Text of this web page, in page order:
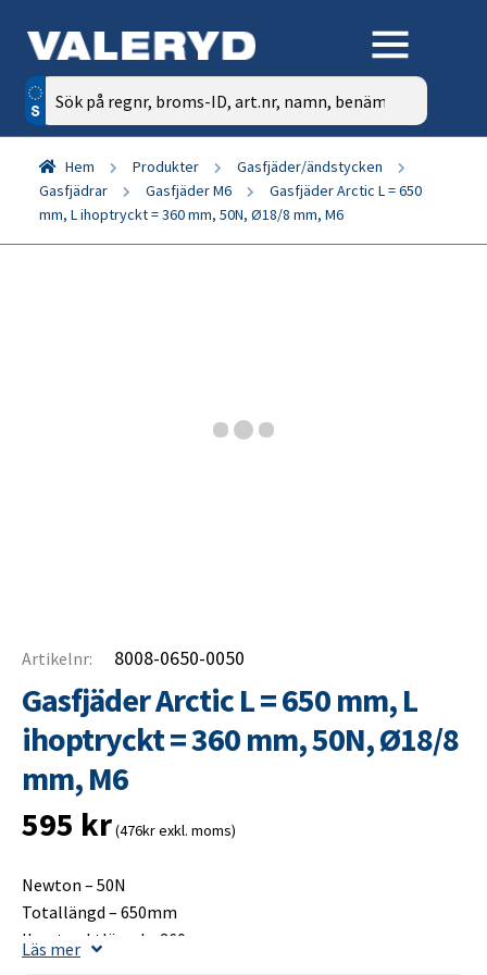
Sök
efter:
Hem Produkter
Gasfjäder/ändstycken
Gasfjädrar
Gasfjäder M6
Gasfjäder Arctic L = 650
mm, L ihoptryckt = 360 mm, 50N, Ø18/8 mm, M6
Artikelnr: 8008-0650-0050
Gasfjäder Arctic L = 650 mm, L
ihoptryckt = 360 mm, 50N, Ø18/8
mm, M6
595 kr(476kr exkl. moms)
Newton – 50N
Totallängd – 650mm
Ihoptrycktlängd – 360mm
Läs mer